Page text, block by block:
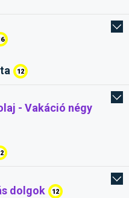
12
- Vakáció négy
dolgok 12